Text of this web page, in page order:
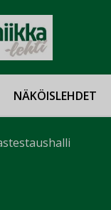
NÄKÖISLEHDET